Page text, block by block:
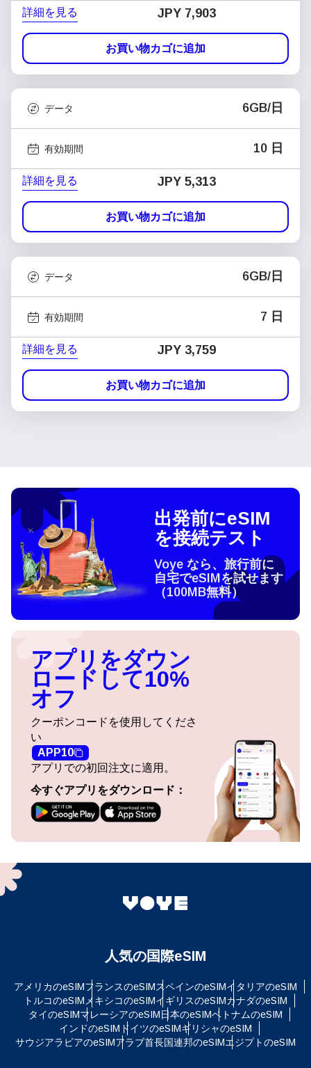
詳細を見る JPY 7,903
お買い物カゴに追加
データ 6GB/日
有効期間 10 日
詳細を見る JPY 5,313
お買い物カゴに追加
データ 6GB/日
有効期間 7 日
詳細を見る JPY 3,759
お買い物カゴに追加
出発前にeSIM
を接続テスト
Voye なら、旅行前に
自宅でeSIMを試せます
（100MB無料）
アプリをダウン
ロードして10%
オフ
クーポンコードを使用してくださ
い
APP10
アプリでの初回注文に適用。
今すぐアプリをダウンロード：
人気の国際eSIM
アメリカのeSIMフランスのeSIMスペインのeSIMイタリアのeSIM
トルコのeSIM メキシコのeSIMイギリスのeSIMカナダのeSIM
タイのeSIMマレーシアのeSIM日本のeSIMベトナムのeSIM
インドのeSIM ドイツのeSIMギリシャのeSIM
サウジアラビアのeSIMアラブ首長国連邦のeSIMエジプトのeSIM